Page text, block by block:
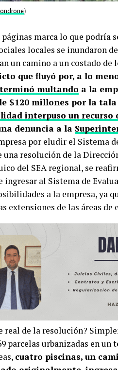
)
marca lo que podría
locales se inundaron
un camino a un costado
que fluyó por, a lo
multando a la
$120 millones por la
interpuso un recurso
denuncia a la
por eludir el Sistema
una resolución de la
del SEA regional, se
ingresar al Sistema de
a la empresa, ya
extensiones de las áreas de
real de la resolución?
parcelas urbanizadas en un
cuatro piscinas, un